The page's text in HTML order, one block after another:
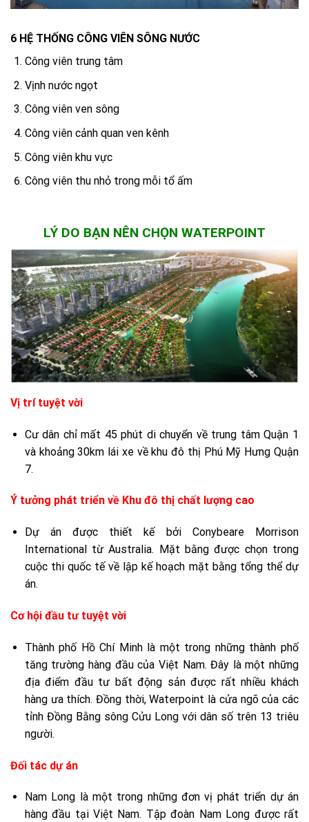
6 HỆ THỐNG CÔNG VIÊN SÔNG NƯỚC
Công viên trung tâm
Vịnh nước ngọt
Công viên ven sông
Công viên cảnh quan ven kênh
Công viên khu vực
Công viên thu nhỏ trong mỗi tổ ấm
LÝ DO BẠN NÊN CHỌN WATERPOINT
Vị trí tuyệt vời
Cư dân chỉ mất 45 phút di chuyển về trung tâm Quận 1
và khoảng 30km lái xe về khu đô thị Phú Mỹ Hưng Quận
7.
Ý tưởng phát triển về Khu đô thị chất lượng cao
Dự án được thiết kế bởi Conybeare Morrison
International từ Australia. Mặt bằng được chọn trong
cuộc thi quốc tế về lập kế hoạch mặt bằng tổng thể dự
án.
Cơ hội đầu tư tuyệt vời
Thành phố Hồ Chí Minh là một trong những thành phố
tăng trường hàng đầu của Việt Nam. Đây là một những
địa điểm đầu tư bất động sản được rất nhiều khách
hàng ưa thích. Đồng thời, Waterpoint là cửa ngõ của các
tỉnh Đồng Bằng sông Cửu Long với dân số trên 13 triêu
người.
Đối tác dự án
Nam Long là một trong những đơn vị phát triển dự án
hàng đầu tại Việt Nam. Tập đoàn Nam Long được rất